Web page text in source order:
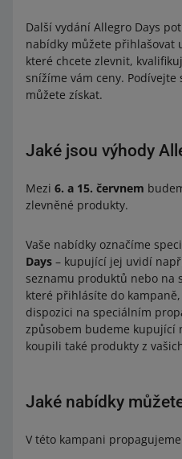
Další vydání Allegro Days
nabídky můžete přihlašovat
které chcete zlevnit,
snížíme vám ceny.
můžete získat.
Jaké jsou výhody
Mezi 6. a 15. červnem
zlevněné produkty.
Vaše nabídky označíme
Days – kupující jej uvidí
seznamu produktů nebo na
které přihlásíte do
dispozici na speciálním
způsobem budeme kupující
koupili také produkty z
Jaké nabídky
V této kampani